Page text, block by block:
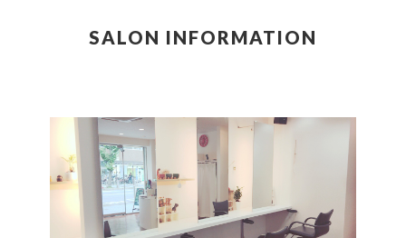
SALON INFORMATION